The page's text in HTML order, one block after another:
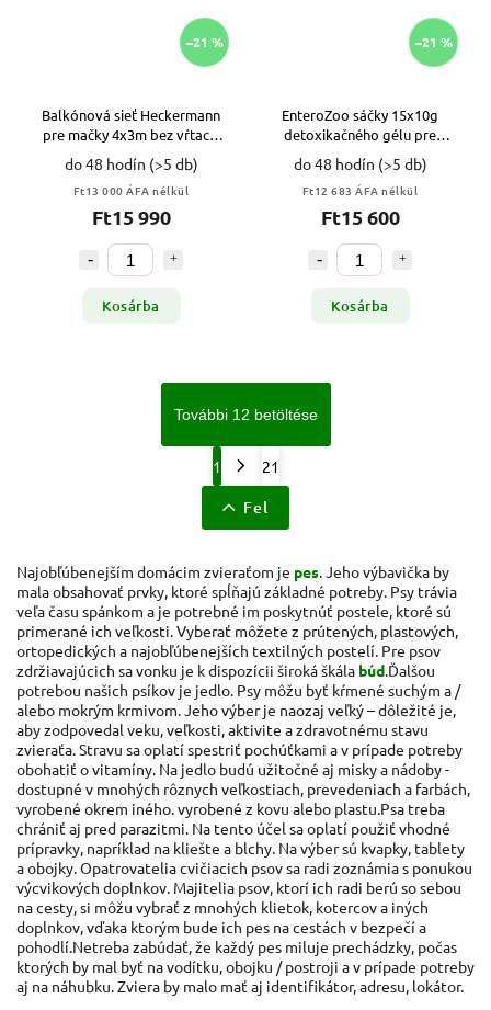
–21 %
Balkónová sieť Heckermann
pre mačky 4x3m bez vŕtacej
sady VYPR
do 48 hodín (>5 db)
Ft13 000 ÁFA nélkül
Ft15 990
Kosárba
–21 %
EnteroZoo sáčky 15x10g
detoxikačného gélu pre
zvieratá VYPR
do 48 hodín (>5 db)
Ft12 683 ÁFA nélkül
Ft15 600
Kosárba
További 12 betöltése
1 21
Fel
Najobľúbenejším domácim zvieraťom je pes.Jeho výbavička by
mala obsahovať prvky, ktoré spĺňajú základné potreby. Psy trávia
veľa času spánkom a je potrebné im poskytnúť postele, ktoré sú
primerané ich veľkosti.Vyberať môžete z prútených, plastových,
ortopedických a najobľúbenejších textilných postelí. Pre psov
zdržiavajúcich sa vonku je k dispozícii široká škála búd.Ďalšou
potrebou našich psíkov je jedlo. Psy môžu byť kŕmené suchým a /
alebo mokrým krmivom.Jeho výber je naozaj veľký – dôležité je,
aby zodpovedal veku, veľkosti, aktivite a zdravotnému stavu
zvieraťa.Stravu sa oplatí spestriť pochúťkami a v prípade potreby
obohatiť o vitamíny. Na jedlo budú užitočné aj misky a nádoby -
dostupné v mnohých rôznych veľkostiach, prevedeniach a farbách,
vyrobené okrem iného.vyrobené z kovu alebo plastu.Psa treba
chrániť aj pred parazitmi. Na tento účel sa oplatí použiť vhodné
prípravky, napríklad na kliešte a blchy. Na výber sú kvapky, tablety
a obojky.Opatrovatelia cvičiacich psov sa radi zoznámia s ponukou
výcvikových doplnkov. Majitelia psov, ktorí ich radi berú so sebou
na cesty, si môžu vybrať z mnohých klietok, kotercov a iných
doplnkov, vďaka ktorým bude ich pes na cestách v bezpečí a
pohodlí.Netreba zabúdať, že každý pes miluje prechádzky, počas
ktorých by mal byť na vodítku, obojku / postroji a v prípade potreby
aj na náhubku.Zviera by malo mať aj identifikátor, adresu, lokátor.